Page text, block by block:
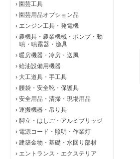
› 園芸工具
› 園芸用品オプション品
› エンジン工具・発電機
› 農機具・農業機械・ポンプ・動
噴・噴霧器・漁具
› 暖房機器・冷房・送風
› 給油設備用機器
› 大工道具・手工具
› 腰袋・安全靴・保護具
› 安全用品・清掃・現場用品
› 運搬機器・吊り具
› 脚立・はしご・アルミブリッジ
› 電源コード・照明・作業灯
› 建築金物・基礎・水回り部材
› エントランス・エクステリア